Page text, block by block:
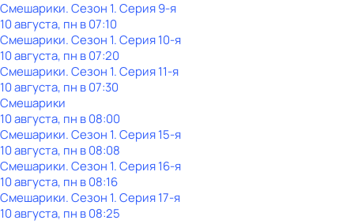
Смешарики. Сезон 1. Серия 9-я
10 августа, пн в 07:10
Смешарики. Сезон 1. Серия 10-я
10 августа, пн в 07:20
Смешарики. Сезон 1. Серия 11-я
10 августа, пн в 07:30
Смешарики
10 августа, пн в 08:00
Смешарики. Сезон 1. Серия 15-я
10 августа, пн в 08:08
Смешарики. Сезон 1. Серия 16-я
10 августа, пн в 08:16
Смешарики. Сезон 1. Серия 17-я
10 августа, пн в 08:25